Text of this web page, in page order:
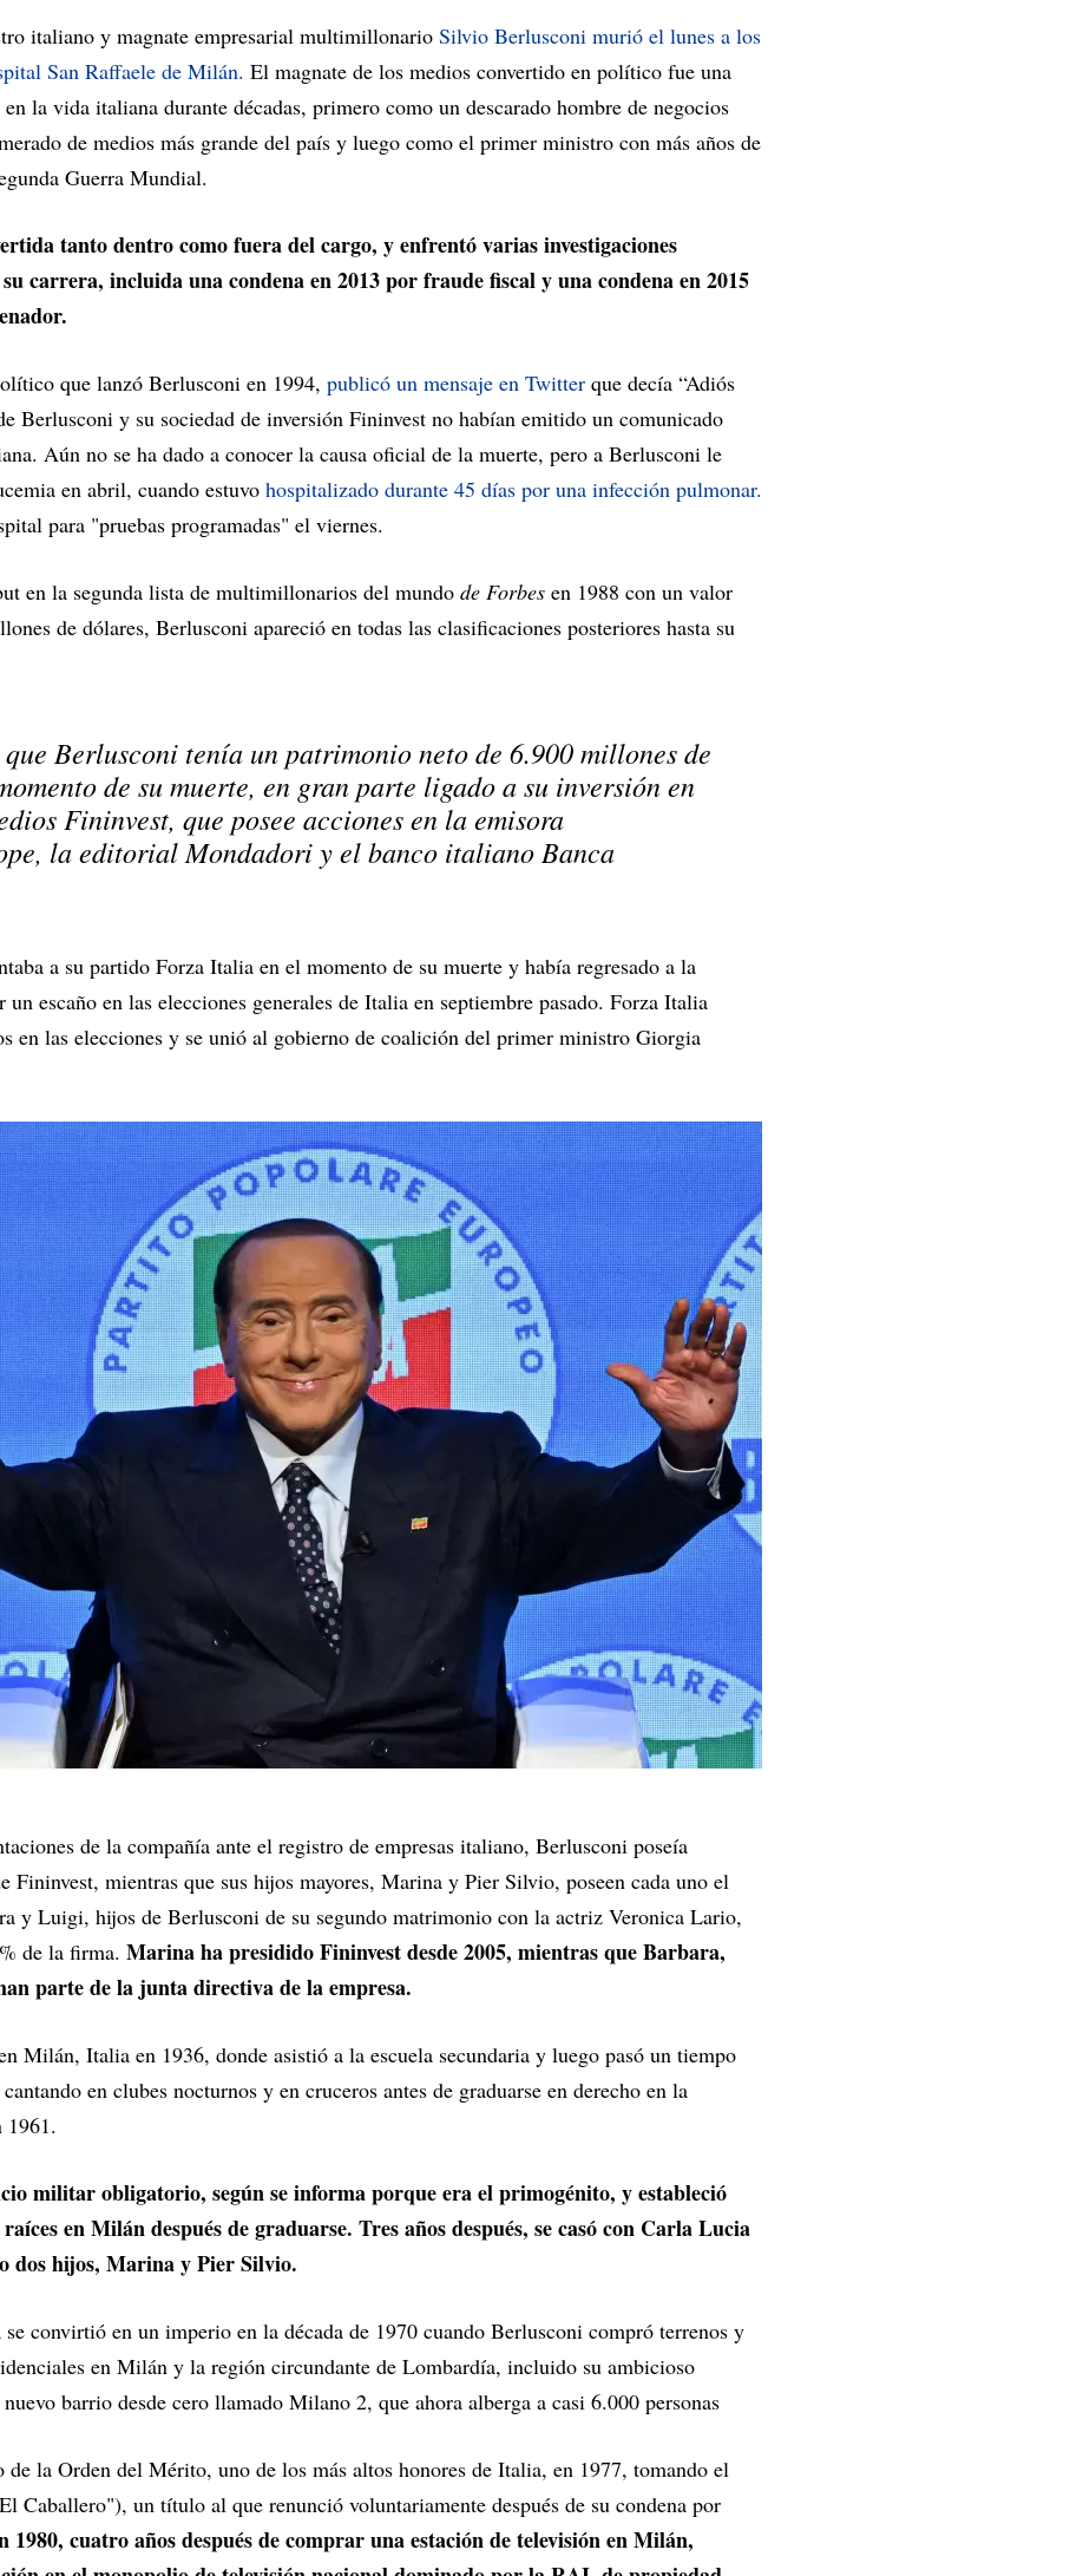
italiano y magnate empresarial multimillonario Silvio Berlusconi murió el lunes a los
San Raffaele de Milán. El magnate de los medios convertido en político fue una
la vida italiana durante décadas, primero como un descarado hombre de negocios
de medios más grande del país y luego como el primer ministro con más años de
Guerra Mundial.
tanto dentro como fuera del cargo, y enfrentó varias investigaciones
carrera, incluida una condena en 2013 por fraude fiscal y una condena en 2015
que lanzó Berlusconi en 1994, publicó un mensaje en Twitter que decía “Adiós
Berlusconi y su sociedad de inversión Fininvest no habían emitido un comunicado
Aún no se ha dado a conocer la causa oficial de la muerte, pero a Berlusconi le
en abril, cuando estuvo hospitalizado durante 45 días por una infección pulmonar.
para "pruebas programadas" el viernes.
en la segunda lista de multimillonarios del mundo de Forbes en 1988 con un valor
de dólares, Berlusconi apareció en todas las clasificaciones posteriores hasta su
Berlusconi tenía un patrimonio neto de 6.900 millones de
de su muerte, en gran parte ligado a su inversión en
Fininvest, que posee acciones en la emisora
la editorial Mondadori y el banco italiano Banca
a su partido Forza Italia en el momento de su muerte y había regresado a la
un escaño en las elecciones generales de Italia en septiembre pasado. Forza Italia
en las elecciones y se unió al gobierno de coalición del primer ministro Giorgia
de la compañía ante el registro de empresas italiano, Berlusconi poseía
Fininvest, mientras que sus hijos mayores, Marina y Pier Silvio, poseen cada uno el
y Luigi, hijos de Berlusconi de su segundo matrimonio con la actriz Veronica Lario,
de la firma. Marina ha presidido Fininvest desde 2005, mientras que Barbara,
parte de la junta directiva de la empresa.
Milán, Italia en 1936, donde asistió a la escuela secundaria y luego pasó un tiempo
en clubes nocturnos y en cruceros antes de graduarse en derecho en la
1961.
militar obligatorio, según se informa porque era el primogénito, y estableció
en Milán después de graduarse. Tres años después, se casó con Carla Lucia
dos hijos, Marina y Pier Silvio.
convirtió en un imperio en la década de 1970 cuando Berlusconi compró terrenos y
en Milán y la región circundante de Lombardía, incluido su ambicioso
barrio desde cero llamado Milano 2, que ahora alberga a casi 6.000 personas
de la Orden del Mérito, uno de los más altos honores de Italia, en 1977, tomando el
Caballero"), un título al que renunció voluntariamente después de su condena por
1980, cuatro años después de comprar una estación de televisión en Milán,